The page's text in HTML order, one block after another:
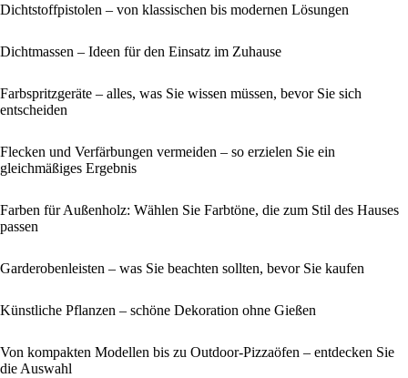
Dichtstoffpistolen – von klassischen bis modernen Lösungen
Dichtmassen – Ideen für den Einsatz im Zuhause
Farbspritzgeräte – alles, was Sie wissen müssen, bevor Sie sich
entscheiden
Flecken und Verfärbungen vermeiden – so erzielen Sie ein
gleichmäßiges Ergebnis
Farben für Außenholz: Wählen Sie Farbtöne, die zum Stil des Hauses
passen
Garderobenleisten – was Sie beachten sollten, bevor Sie kaufen
Künstliche Pflanzen – schöne Dekoration ohne Gießen
Von kompakten Modellen bis zu Outdoor-Pizzaöfen – entdecken Sie
die Auswahl